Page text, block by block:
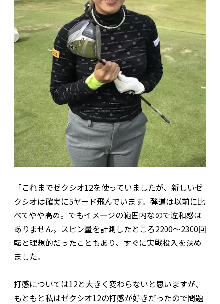
「これまでゼクシオ12を使っていましたが、新しいゼ
クシオは確実に5ヤード飛んでいます。弾道は以前に比
べてやや高め。でもイメージの範囲内なので違和感は
ありません。スピン量を計測したところ2200～2300回
転と理想的だったこともあり、すぐに実戦投入を決め
ました。
打感については12と大きく変わらないと思いますが、
もともと私はゼクシオ12の打感が好きだったので問題